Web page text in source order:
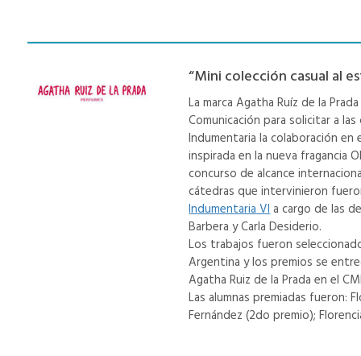
“Mini colección casual al
La marca Agatha Ruíz de la
Comunicación para solicitar a
Indumentaria la colaboración en
inspirada en la nueva fragancia
concurso de alcance
cátedras que intervinieron
Indumentaria VIa cargo de las
Barbera y Carla Desiderio.
Los trabajos fueron
Argentina y los premios se
Agatha Ruiz de la Prada en el
Las alumnas premiadas fueron:
Fernández (2do premio);